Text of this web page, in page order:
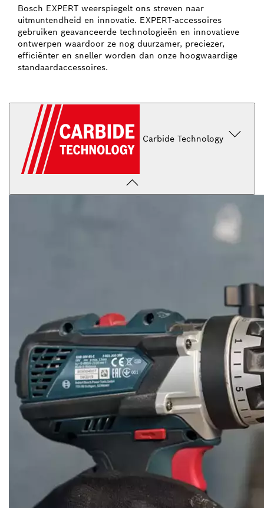
Bosch EXPERT weerspiegelt ons streven naar
uitmuntendheid en innovatie. EXPERT-accessoires
gebruiken geavanceerde technologieën en innovatieve
ontwerpen waardoor ze nog duurzamer, preciezer,
efficiënter en sneller worden dan onze hoogwaardige
standaardaccessoires.
Carbide Technology